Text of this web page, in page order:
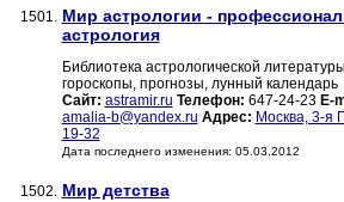
1501. Мир астрологии -
астрология
Библиотека астрологической
гороскопы, прогнозы, лунный календарь
Сайт: astramir.ru Телефон: 647-24-23 E-
amalia-b@yandex.ru Адрес: Москва, 3-я
19-32
Дата последнего изменения: 05.03.2012
1502. Мир детства